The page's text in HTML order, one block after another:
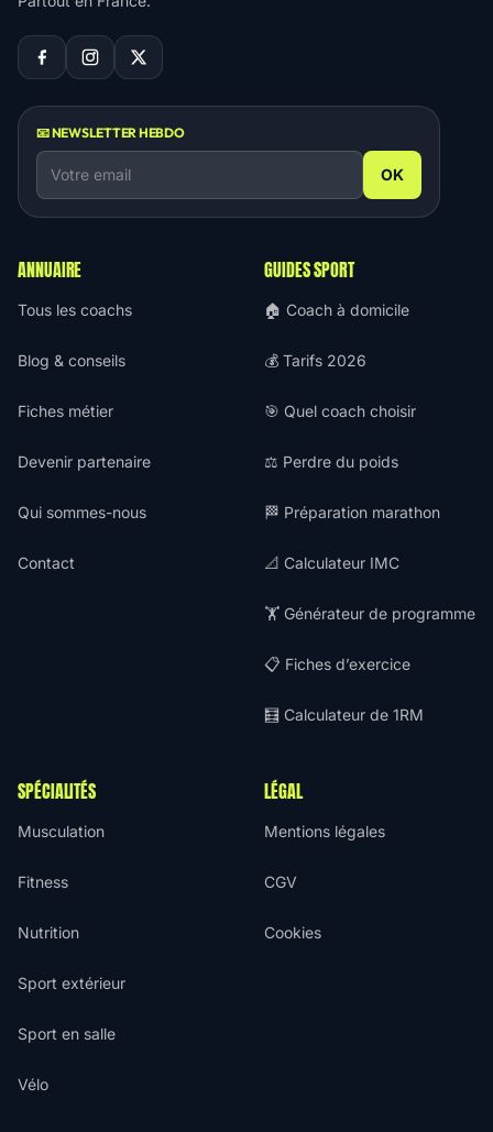
📧 NEWSLETTER HEBDO
OK
ANNUAIRE
Tous les coachs
Blog & conseils
Fiches métier
Devenir partenaire
Qui sommes-nous
Contact
GUIDES SPORT
🏠 Coach à domicile
💰 Tarifs 2026
🎯 Quel coach choisir
⚖️ Perdre du poids
🏁 Préparation marathon
📐 Calculateur IMC
🏋️ Générateur de programme
📋 Fiches d’exercice
🧮 Calculateur de 1RM
SPÉCIALITÉS
Musculation
Fitness
Nutrition
Sport extérieur
Sport en salle
Vélo
LÉGAL
Mentions légales
CGV
Cookies